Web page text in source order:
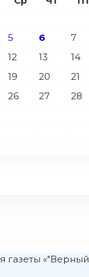
5 6 7
12 13 14
19 20 21
26 27 28
газеты «"Верный